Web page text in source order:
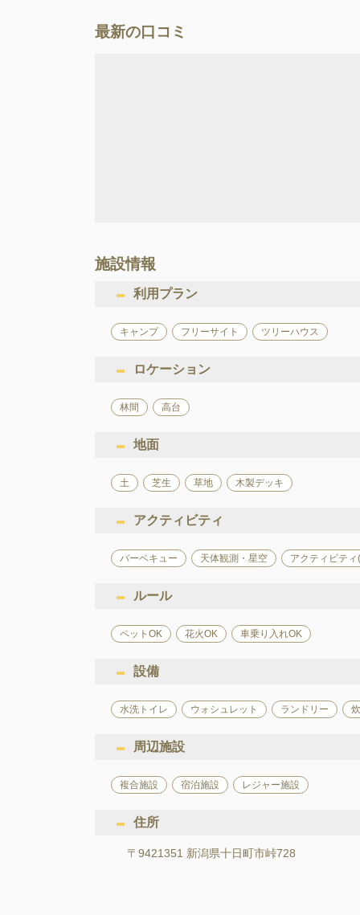
最新の口コミ
施設情報
利用プラン
キャンプ フリーサイト ツリーハウス
ロケーション
林間 高台
地面
土 芝生 草地 木製デッキ
アクティビティ
バーベキュー 天体観測・星空 アクティビテ
ルール
ペットOK 花火OK 車乗り入れOK
設備
水洗トイレ ウォシュレット ランドリー
周辺施設
複合施設 宿泊施設 レジャー施設
住所
〒9421351 新潟県十日町市峠728